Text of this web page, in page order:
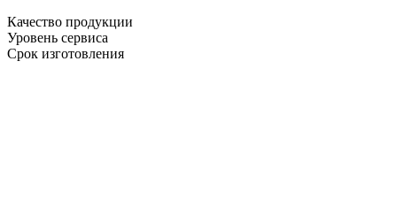
Качество продукции
Уровень сервиса
Срок изготовления